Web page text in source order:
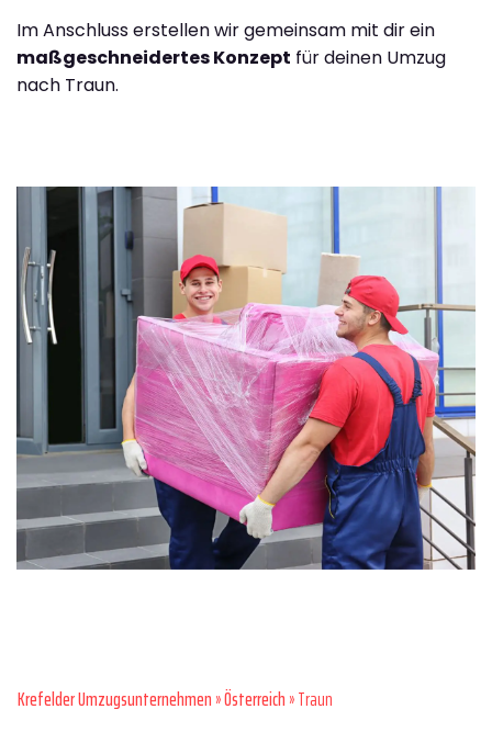
Im Anschluss erstellen wir gemeinsam mit dir ein
maßgeschneidertes Konzept für deinen Umzug
nach Traun.
Krefelder Umzugsunternehmen»Österreich» Traun